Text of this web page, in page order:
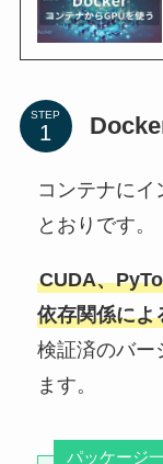
STEP
コンテナに
とおりです。
CUDA、
依存関係によ
検証済のバー
ます。
パッケージ